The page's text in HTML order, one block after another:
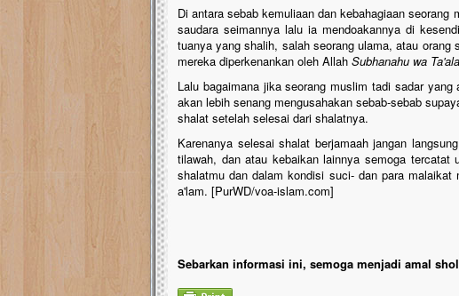
Di antara sebab kemuliaan dan kebahagiaan
saudara seimannya lalu ia mendoakannya di
tuanya yang shalih, salah seorang ulama, atau
mereka diperkenankan oleh Allah Subhanahu wa Ta'ala
Lalu bagaimana jika seorang muslim tadi sadar
akan lebih senang mengusahakan sebab-sebab
shalat setelah selesai dari shalatnya.
Karenanya selesai shalat berjamaah jangan
tilawah, dan atau kebaikan lainnya semoga
shalatmu dan dalam kondisi suci- dan para malaikat
a'lam. [PurWD/voa-islam.com]
Sebarkan informasi ini, semoga menjadi amal